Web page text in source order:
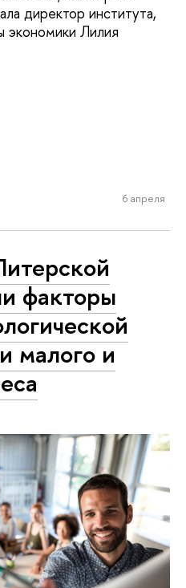
директор института,
экономики Лилия
6 апреля
факторы
малого и